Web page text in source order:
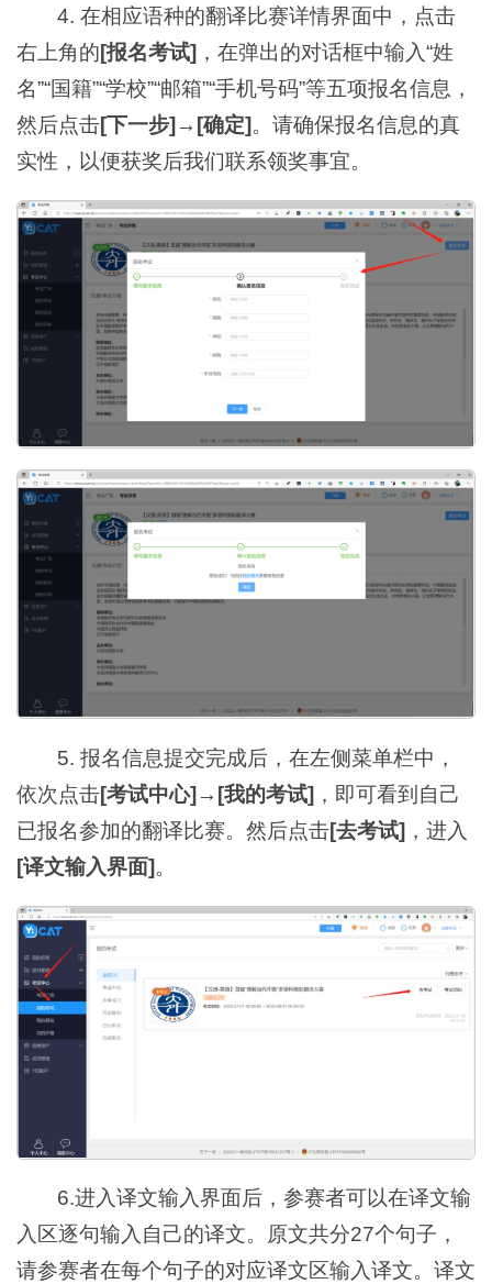
4. 在相应语种的翻译比赛详情界面中，点击
右上角的[报名考试] ，在弹出的对话框中输入“姓
名”“国籍”“学校”“邮箱”“手机号码”等五项报名信息，
然后点击[下一步] → [确定] 。请确保报名信息的真
实性，以便获奖后我们联系领奖事宜。
5. 报名信息提交完成后，在左侧菜单栏中，
依次点击[考试中心] → [我的考试] ，即可看到自己
已报名参加的翻译比赛。然后点击[去考试] ，进入
[译文输入界面] 。
6.进入译文输入界面后，参赛者可以在译文输
入区逐句输入自己的译文。原文共分27个句子，
请参赛者在每个句子的对应译文区输入译文。译文